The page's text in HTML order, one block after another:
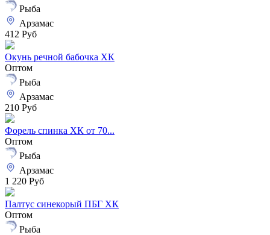
Рыба
Арзамас
412 Руб
Окунь речной бабочка ХК
Оптом
Рыба
Арзамас
210 Руб
Форель спинка ХК от 70...
Оптом
Рыба
Арзамас
1 220 Руб
Палтус синекорый ПБГ ХК
Оптом
Рыба